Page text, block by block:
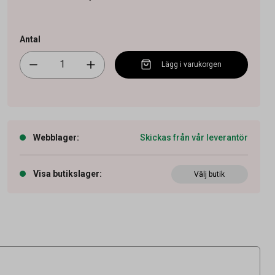
Antal
Lägg i varukorgen
Webblager: Skickas från vår leverantör
Visa butikslager: Välj butik